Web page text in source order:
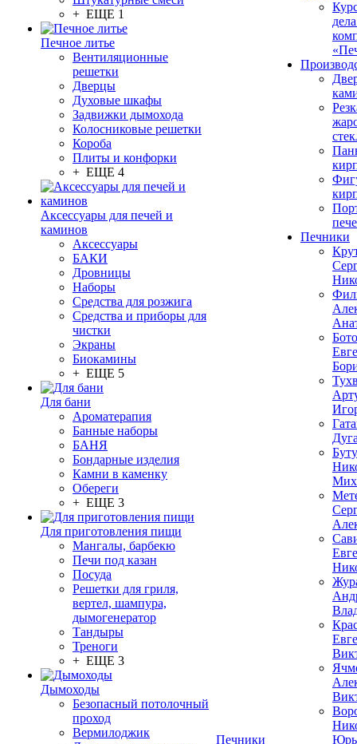
+ ЕЩЕ 1
Печное литье
Вентиляционные
решетки
Дверцы
Духовые шкафы
Задвижки дымохода
Колосниковые решетки
Короба
Плиты и конфорки
+ ЕЩЕ 4
Аксессуары для печей и
каминов
Аксессуары
БАКИ
Дровницы
Наборы
Средства для розжига
Средства и приборы для
чистки
Экраны
Биокамины
+ ЕЩЕ 5
Для бани
Ароматерапия
Банные наборы
БАНЯ
Бондарные изделия
Камни в каменку
Обереги
+ ЕЩЕ 3
Для приготовления пищи
Мангалы, барбекю
Печи под казан
Посуда
Решетки для гриля,
вертел, шампура,
дымогенератор
Тандыры
Треноги
+ ЕЩЕ 3
Дымоходы
Безопасный потолочный
проход
Вермилоджик
Печники
Печники